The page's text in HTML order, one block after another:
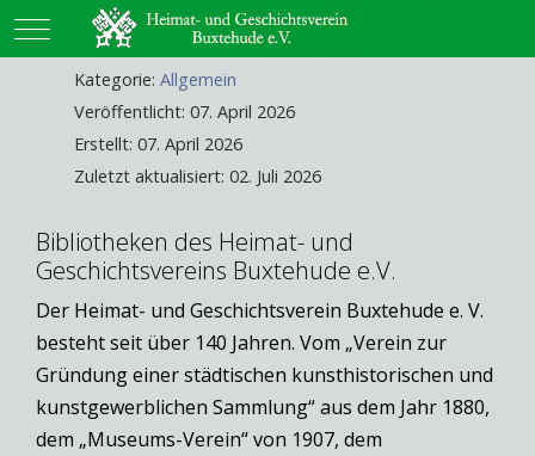
Mobile Menu Toggle
Kategorie: Allgemein
Veröffentlicht: 07. April 2026
Erstellt: 07. April 2026
Zuletzt aktualisiert: 02. Juli 2026
Bibliotheken des Heimat- und
Geschichtsvereins Buxtehude e.V.
Der Heimat- und Geschichtsverein Buxtehude e. V.
besteht seit über 140 Jahren. Vom „Verein zur
Gründung einer städtischen kunsthistorischen und
kunstgewerblichen Sammlung“ aus dem Jahr 1880,
dem „Museums-Verein“ von 1907, dem